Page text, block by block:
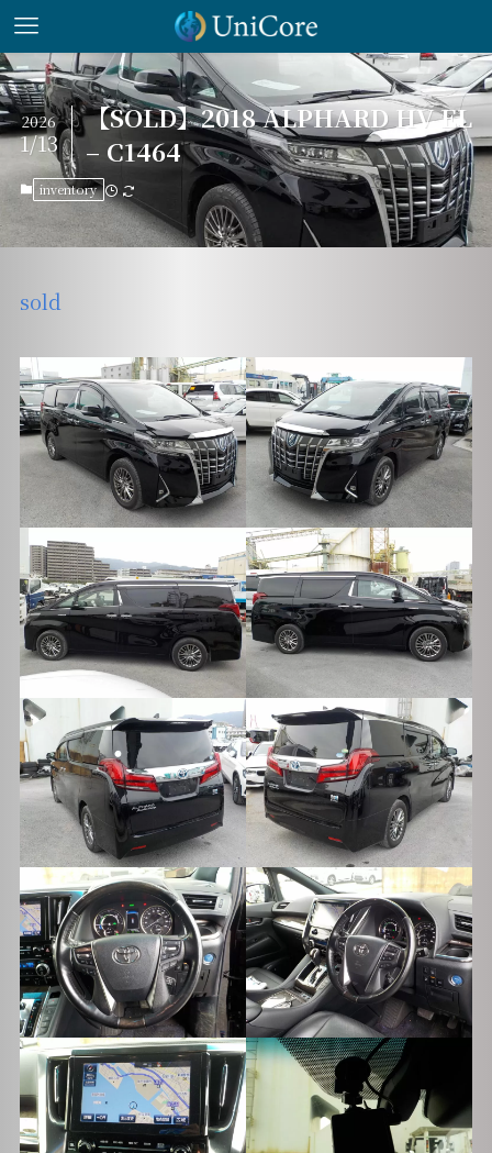
【SOLD】2018 ALPHARD HV EL
– C1464
2026
1/13
inventory
sold